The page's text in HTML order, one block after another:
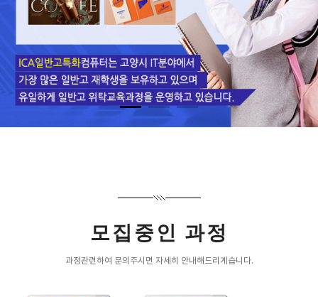
모집중인 과정
과정관련하여 문의주시면 자세히 안내해드리게습니다.